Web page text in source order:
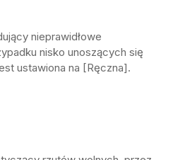
nieprawidłowe
nisko unoszących się
ustawiona na [Ręczna].